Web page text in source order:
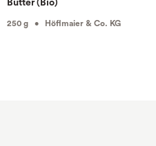
Butter (Bio)
250 g • Höflmaier & Co. KG